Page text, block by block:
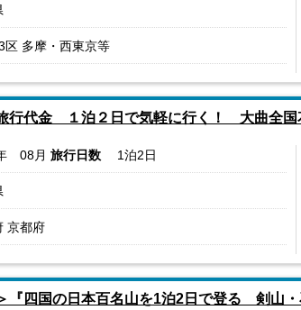
区 多摩・西東京等
旅行代金 １泊２日で気軽に行く！ 大曲全
08月 旅行日数 1泊2日
京都府
『四国の日本百名山を1泊2日で登る 剣山